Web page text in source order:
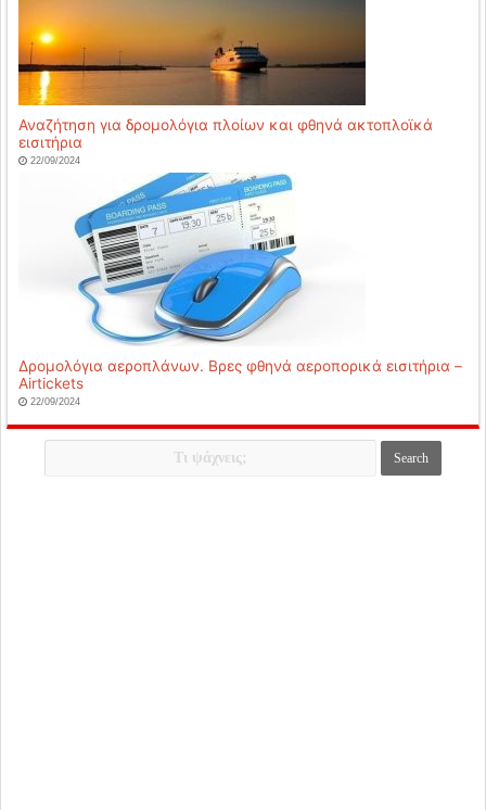
Αναζήτηση για δρομολόγια πλοίων και φθηνά ακτοπλοϊκά
εισιτήρια
22/09/2024
Δρομολόγια αεροπλάνων. Βρες φθηνά αεροπορικά εισιτήρια –
Airtickets
22/09/2024